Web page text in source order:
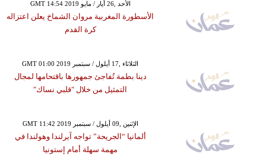
GMT 14:54 2019 الأحد ,26 أيار / مايو
الأسطورة المغربية مروان الشماخ يعلن اعتزاله
كرة القدم
GMT 01:00 2019 الثلاثاء ,17 أيلول / سبتمبر
دينا بطمة تُفاجئ جمهورها باقتحامها لمجال
التمثيل من خلال "قلبي نساك"
GMT 11:42 2019 الإثنين ,09 أيلول / سبتمبر
ألمانيا “الجريحة” تواجه آيرلندا وهولندا في
مهمة سهلة أمام إستونيا